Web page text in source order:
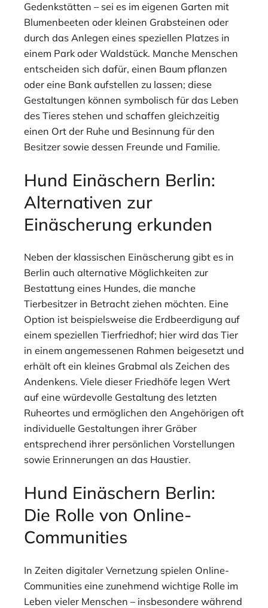
Gedenkstätten – sei es im eigenen Garten mit
Blumenbeeten oder kleinen Grabsteinen oder
durch das Anlegen eines speziellen Platzes in
einem Park oder Waldstück. Manche Menschen
entscheiden sich dafür, einen Baum pflanzen
oder eine Bank aufstellen zu lassen; diese
Gestaltungen können symbolisch für das Leben
des Tieres stehen und schaffen gleichzeitig
einen Ort der Ruhe und Besinnung für den
Besitzer sowie dessen Freunde und Familie.
Hund Einäschern Berlin:
Alternativen zur
Einäscherung erkunden
Neben der klassischen Einäscherung gibt es in
Berlin auch alternative Möglichkeiten zur
Bestattung eines Hundes, die manche
Tierbesitzer in Betracht ziehen möchten. Eine
Option ist beispielsweise die Erdbeerdigung auf
einem speziellen Tierfriedhof; hier wird das Tier
in einem angemessenen Rahmen beigesetzt und
erhält oft ein kleines Grabmal als Zeichen des
Andenkens. Viele dieser Friedhöfe legen Wert
auf eine würdevolle Gestaltung des letzten
Ruheortes und ermöglichen den Angehörigen oft
individuelle Gestaltungen ihrer Gräber
entsprechend ihrer persönlichen Vorstellungen
sowie Erinnerungen an das Haustier.
Hund Einäschern Berlin:
Die Rolle von Online-
Communities
In Zeiten digitaler Vernetzung spielen Online-
Communities eine zunehmend wichtige Rolle im
Leben vieler Menschen – insbesondere während